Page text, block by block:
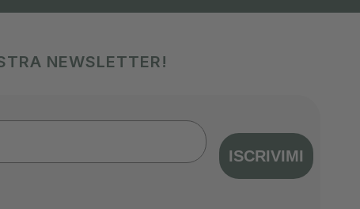
NEWSLETTER!
ISCRIVIMI